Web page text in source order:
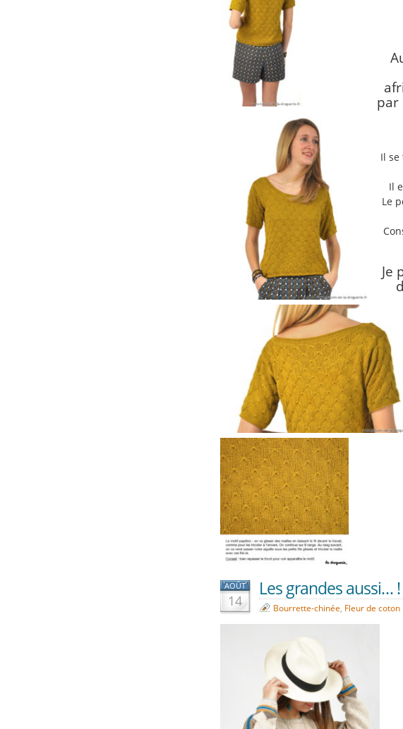
par
Il se
Il
Le
Je
AOÛT
14
Les grandes aussi… !
Bourrette-chinée, Fleur de coton